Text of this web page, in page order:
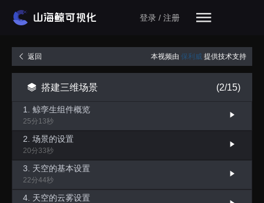
登录 / 注册
返回 本视频由 保利威 提供技术支持
搭建三维场景 (2/15)
1. 鲸孪生组件概览
25分13秒
2. 场景的设置
20分33秒
3. 天空的基本设置
22分44秒
4. 天空的云雾设置